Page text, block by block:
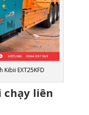
EXT25KFD
chạy liên